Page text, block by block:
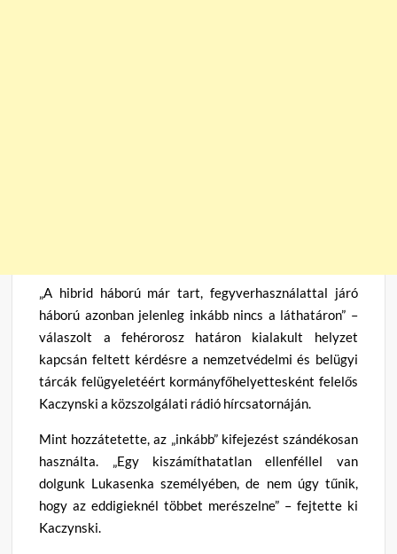
„A hibrid háború már tart, fegyverhasználattal járó
háború azonban jelenleg inkább nincs a láthatáron” –
válaszolt a fehérorosz határon kialakult helyzet
kapcsán feltett kérdésre a nemzetvédelmi és belügyi
tárcák felügyeletéért kormányfőhelyettesként felelős
Kaczynski a közszolgálati rádió hírcsatornáján.
Mint hozzátetette, az „inkább” kifejezést szándékosan
használta. „Egy kiszámíthatatlan ellenféllel van
dolgunk Lukasenka személyében, de nem úgy tűnik,
hogy az eddigieknél többet merészelne” – fejtette ki
Kaczynski.